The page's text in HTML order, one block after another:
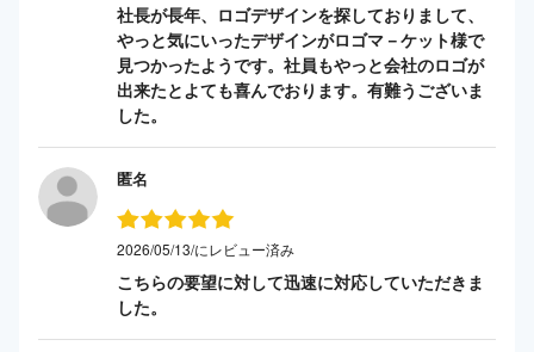
社長が長年、ロゴデザインを探しておりまして、
やっと気にいったデザインがロゴマ－ケット様で
見つかったようです。社員もやっと会社のロゴが
出来たとよても喜んでおります。有難うございま
した。
匿名
2026/05/13/にレビュー済み
こちらの要望に対して迅速に対応していただきま
した。